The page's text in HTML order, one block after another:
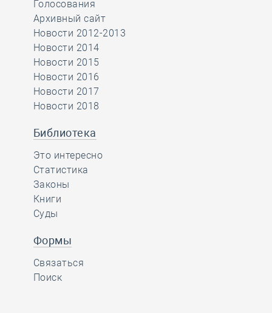
Голосования
Архивный сайт
Новости 2012-2013
Новости 2014
Новости 2015
Новости 2016
Новости 2017
Новости 2018
Библиотека
Это интересно
Статистика
Законы
Книги
Суды
Формы
Связаться
Поиск